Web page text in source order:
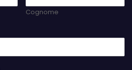
Cognome